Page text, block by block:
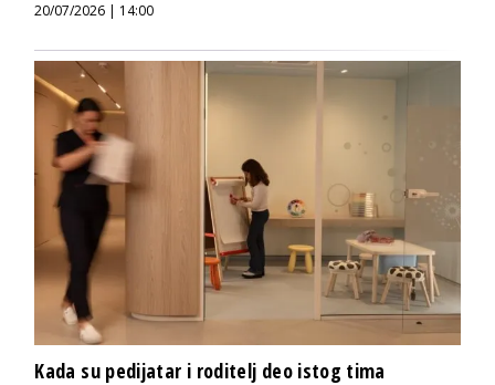
20/07/2026 | 14:00
Kada su pedijatar i roditelj deo istog tima